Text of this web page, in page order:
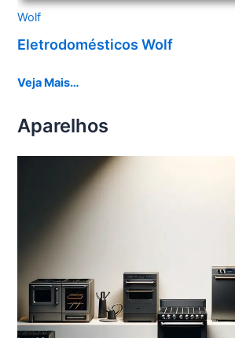
Wolf
Eletrodomésticos Wolf
Veja Mais…
Aparelhos